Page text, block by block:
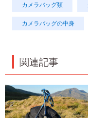
カメラバッグ類
カメラバッグの中身
関連記事